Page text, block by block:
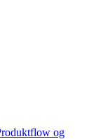
og